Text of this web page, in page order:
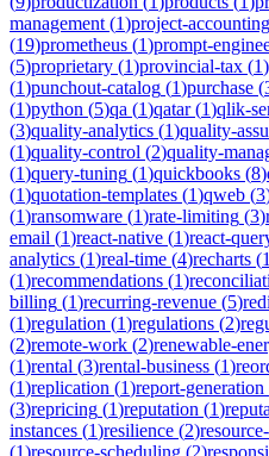
management (1)project-accounting
(19)prometheus (1)prompt-
(5)proprietary (1)provincial-tax (1)
(1)punchout-catalog (1)purchase (
(1)python (5)qa (1)qatar(1)qlik-
(3)quality-analytics (1)quality-
(1)quality-control (2)quality-
(1)query-tuning (1)quickbooks (8)
(1)quotation-templates (1)qweb (3
(1)ransomware (1)rate-limiting (3)
email (1)react-native (1)react-
analytics (1)real-time (4)recharts (1
(1)recommendations (1)
billing (1)recurring-revenue (5)
(1)regulation (1)regulations (2)
(2)remote-work (2)renewable-
(1)rental (3)rental-business (1)
(1)replication (1)report-generation
(3)repricing (1)reputation (1)
instances (1)resilience (2)
(1)resource-scheduling (2)